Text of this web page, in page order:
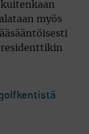
myös